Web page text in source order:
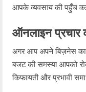
आपके व्यवसाय की पहुँच
ऑनलाइन प्रचार
अगर आप अपने बिज़नेस का
बजट की समस्या आपको
किफायती और प्रभावी